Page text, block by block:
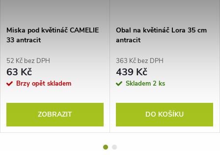
Miska pod květináč CAMELIE
33 antracit
52 Kč bez DPH
63 Kč
Brzy opět skladem
ZOBRAZIT
Obal na květináč Lora 35 cm
antracit
363 Kč bez DPH
439 Kč
Skladem 2 ks
DO KOŠÍKU